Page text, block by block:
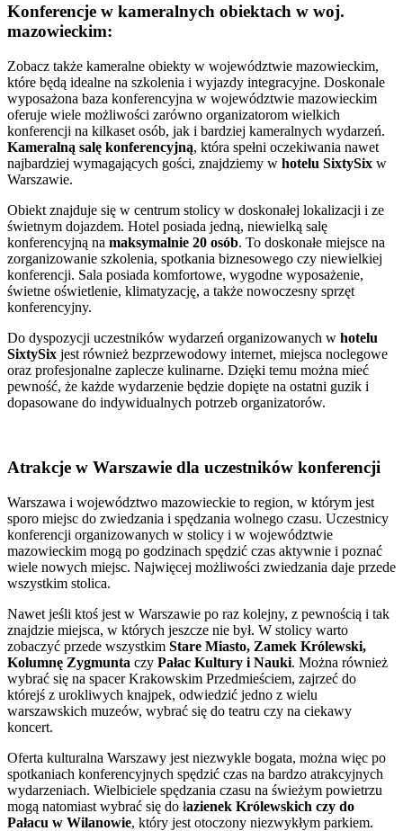
Konferencje w kameralnych obiektach w woj.
mazowieckim:
Zobacz także kameralne obiekty w województwie mazowieckim,
które będą idealne na szkolenia i wyjazdy integracyjne. Doskonale
wyposażona baza konferencyjna w województwie mazowieckim
oferuje wiele możliwości zarówno organizatorom wielkich
konferencji na kilkaset osób, jak i bardziej kameralnych wydarzeń.
Kameralną salę konferencyjną, która spełni oczekiwania nawet
najbardziej wymagających gości, znajdziemy w hotelu SixtySix w
Warszawie.
Obiekt znajduje się w centrum stolicy w doskonałej lokalizacji i ze
świetnym dojazdem. Hotel posiada jedną, niewielką salę
konferencyjną na maksymalnie 20 osób. To doskonałe miejsce na
zorganizowanie szkolenia, spotkania biznesowego czy niewielkiej
konferencji. Sala posiada komfortowe, wygodne wyposażenie,
świetne oświetlenie, klimatyzację, a także nowoczesny sprzęt
konferencyjny.
Do dyspozycji uczestników wydarzeń organizowanych w hotelu
SixtySix jest również bezprzewodowy internet, miejsca noclegowe
oraz profesjonalne zaplecze kulinarne. Dzięki temu można mieć
pewność, że każde wydarzenie będzie dopięte na ostatni guzik i
dopasowane do indywidualnych potrzeb organizatorów.
Atrakcje w Warszawie dla uczestników konferencji
Warszawa i województwo mazowieckie to region, w którym jest
sporo miejsc do zwiedzania i spędzania wolnego czasu. Uczestnicy
konferencji organizowanych w stolicy i w województwie
mazowieckim mogą po godzinach spędzić czas aktywnie i poznać
wiele nowych miejsc. Najwięcej możliwości zwiedzania daje przede
wszystkim stolica.
Nawet jeśli ktoś jest w Warszawie po raz kolejny, z pewnością i tak
znajdzie miejsca, w których jeszcze nie był. W stolicy warto
zobaczyć przede wszystkim Stare Miasto, Zamek Królewski,
Kolumnę Zygmunta czy Pałac Kultury i Nauki. Można również
wybrać się na spacer Krakowskim Przedmieściem, zajrzeć do
którejś z urokliwych knajpek, odwiedzić jedno z wielu
warszawskich muzeów, wybrać się do teatru czy na ciekawy
koncert.
Oferta kulturalna Warszawy jest niezwykle bogata, można więc po
spotkaniach konferencyjnych spędzić czas na bardzo atrakcyjnych
wydarzeniach. Wielbiciele spędzania czasu na świeżym powietrzu
mogą natomiast wybrać się do łazienek Królewskich czy do
Pałacu w Wilanowie, który jest otoczony niezwykłym parkiem.